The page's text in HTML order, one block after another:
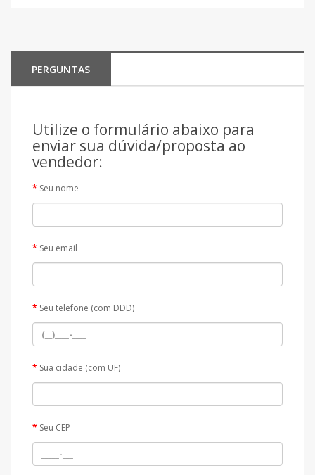
PERGUNTAS
Utilize o formulário abaixo para
enviar sua dúvida/proposta ao
vendedor:
Seu nome
Seu email
Seu telefone (com DDD)
Sua cidade (com UF)
Seu CEP